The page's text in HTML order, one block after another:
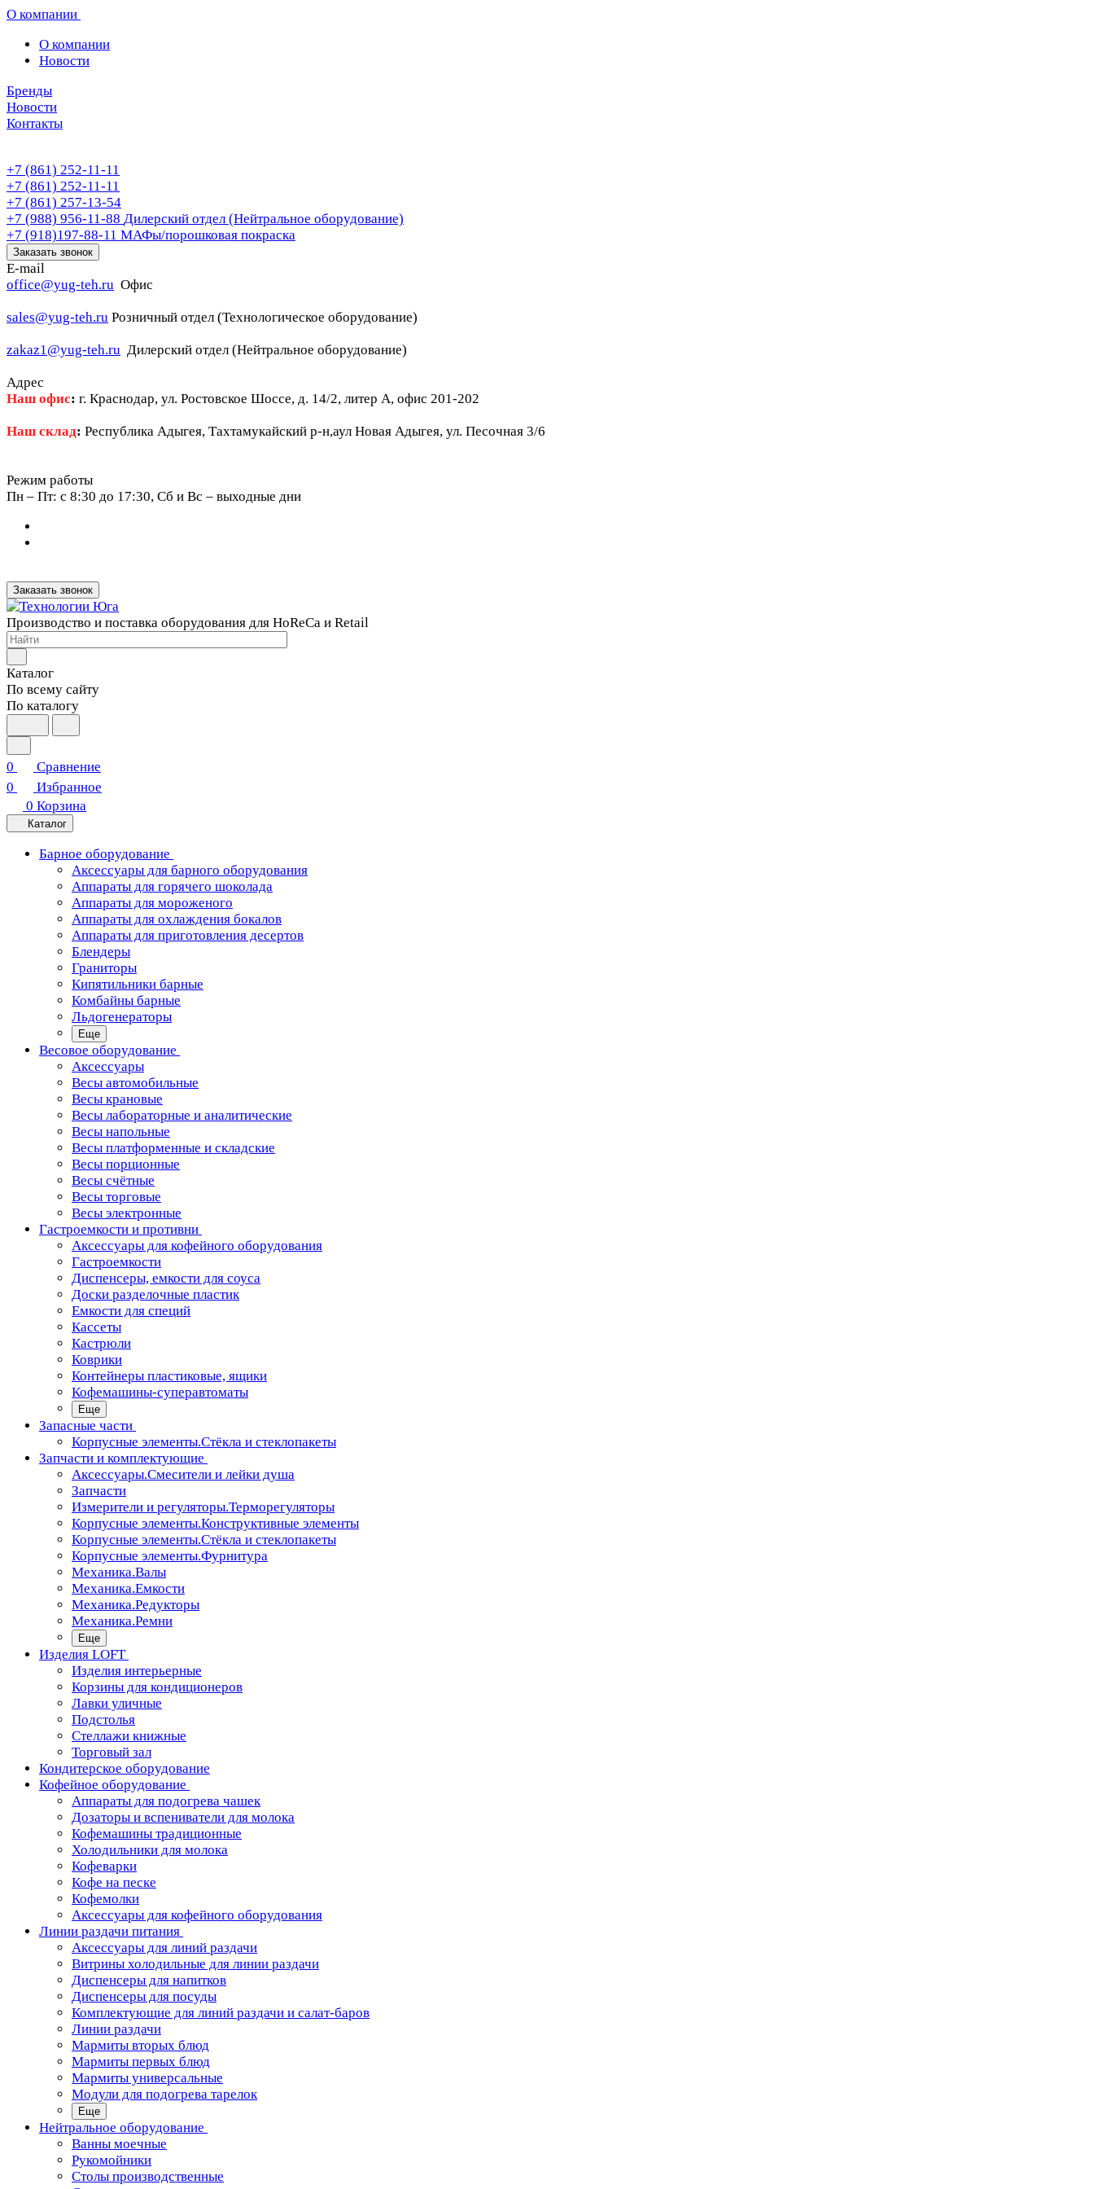
О компании
О компании
Новости
Бренды
Новости
Контакты
+7 (861) 252-11-11
+7 (861) 252-11-11
+7 (861) 257-13-54
+7 (988) 956-11-88 Дилерский отдел (Нейтральное оборудование)
+7 (918)197-88-11 МАФы/порошковая покраска
Заказать звонок
E-mail
office@yug-teh.ru Офис
sales@yug-teh.ru Розничный отдел (Технологическое оборудование)
zakaz1@yug-teh.ru Дилерский отдел (Нейтральное оборудование)
Адрес
Наш офис: г. Краснодар, ул. Ростовское Шоссе, д. 14/2, литер А, офис 201-202
Наш склад: Республика Адыгея, Тахтамукайский р-н,аул Новая Адыгея, ул. Песочная 3/6
Режим работы
Пн – Пт: c 8:30 до 17:30, Сб и Вс – выходные дни
Заказать звонок
Производство и поставка оборудования для HoReCa и Retail
Каталог
По всему сайту
По каталогу
0
Сравнение
0
Избранное
0 Корзина
Каталог
Барное оборудование
Аксессуары для барного оборудования
Аппараты для горячего шоколада
Аппараты для мороженого
Аппараты для охлаждения бокалов
Аппараты для приготовления десертов
Блендеры
Граниторы
Кипятильники барные
Комбайны барные
Льдогенераторы
Еще
Весовое оборудование
Аксессуары
Весы автомобильные
Весы крановые
Весы лабораторные и аналитические
Весы напольные
Весы платформенные и складские
Весы порционные
Весы счётные
Весы торговые
Весы электронные
Гастроемкости и противни
Аксессуары для кофейного оборудования
Гастроемкости
Диспенсеры, емкости для соуса
Доски разделочные пластик
Емкости для специй
Кассеты
Кастрюли
Коврики
Контейнеры пластиковые, ящики
Кофемашины-суперавтоматы
Еще
Запасные части
Корпусные элементы.Стёкла и стеклопакеты
Запчасти и комплектующие
Аксессуары.Смесители и лейки душа
Запчасти
Измерители и регуляторы.Терморегуляторы
Корпусные элементы.Конструктивные элементы
Корпусные элементы.Стёкла и стеклопакеты
Корпусные элементы.Фурнитура
Механика.Валы
Механика.Емкости
Механика.Редукторы
Механика.Ремни
Еще
Изделия LOFT
Изделия интерьерные
Корзины для кондиционеров
Лавки уличные
Подстолья
Стеллажи книжные
Торговый зал
Кондитерское оборудование
Кофейное оборудование
Аппараты для подогрева чашек
Дозаторы и вспениватели для молока
Кофемашины традиционные
Холодильники для молока
Кофеварки
Кофе на песке
Кофемолки
Аксессуары для кофейного оборудования
Линии раздачи питания
Аксессуары для линий раздачи
Витрины холодильные для линии раздачи
Диспенсеры для напитков
Диспенсеры для посуды
Комплектующие для линий раздачи и салат-баров
Линии раздачи
Мармиты вторых блюд
Мармиты первых блюд
Мармиты универсальные
Модули для подогрева тарелок
Еще
Нейтральное оборудование
Ванны моечные
Рукомойники
Столы производственные